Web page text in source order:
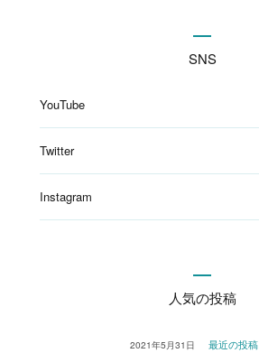
SNS
YouTube
Twitter
Instagram
人気の投稿
最近の投稿
2021年5月31日